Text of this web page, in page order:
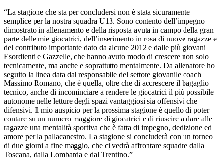
“La stagione che sta per concludersi non è stata sicuramente
semplice per la nostra squadra U13. Sono contento dell’impegno
dimostrato in allenamento e della risposta avuta in campo della gran
parte delle mie giocatrici, dell’inserimento in rosa di nuove ragazze e
del contributo importante dato da alcune 2012 e dalle più giovani
Esordienti e Gazzelle, che hanno avuto modo di crescere non solo
tecnicamente, ma anche e soprattutto mentalmente. Da allenatore ho
seguito la linea data dal responsabile del settore giovanile coach
Massimo Romano, che è quella, oltre che di accrescere il bagaglio
tecnico, anche di incominciare a rendere le giocatrici il più possibile
autonome nelle letture degli spazi vantaggiosi sia offensivi che
difensivi. Il mio auspicio per la prossima stagione è quello di poter
contare su un numero maggiore di giocatrici e di riuscire a dare alle
ragazze una mentalità sportiva che è fatta di impegno, dedizione ed
amore per la pallacanestro. La stagione si concluderà con un torneo
di due giorni a fine maggio, che ci vedrà affrontare squadre dalla
Toscana, dalla Lombarda e dal Trentino.”